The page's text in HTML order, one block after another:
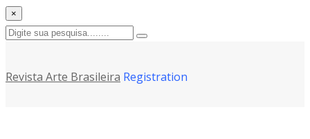
×
Revista Arte Brasileira Registration